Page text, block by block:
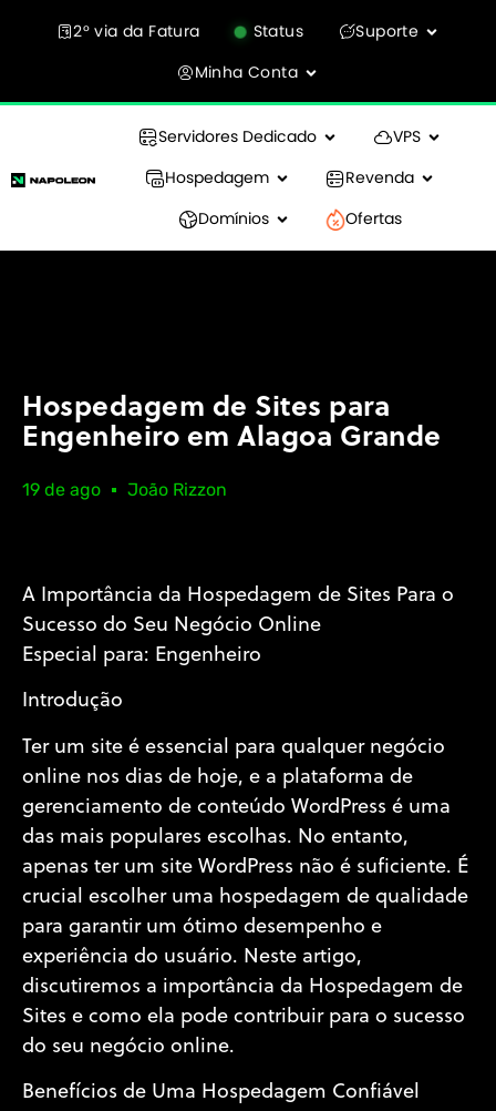
2° via da Fatura Status
Suporte
Minha Conta
Servidores Dedicado
VPS
Hospedagem
Revenda
Domínios
Ofertas
Hospedagem de Sites para
Engenheiro em Alagoa Grande
19 de ago João Rizzon
A Importância da Hospedagem de Sites Para o
Sucesso do Seu Negócio Online
Especial para: Engenheiro
Introdução
Ter um site é essencial para qualquer negócio
online nos dias de hoje, e a plataforma de
gerenciamento de conteúdo WordPress é uma
das mais populares escolhas. No entanto,
apenas ter um site WordPress não é suficiente. É
crucial escolher uma hospedagem de qualidade
para garantir um ótimo desempenho e
experiência do usuário. Neste artigo,
discutiremos a importância da Hospedagem de
Sites e como ela pode contribuir para o sucesso
do seu negócio online.
Benefícios de Uma Hospedagem Confiável